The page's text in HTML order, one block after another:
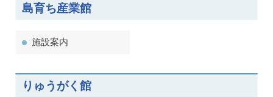
島育ち産業館
施設案内
りゅうがく館